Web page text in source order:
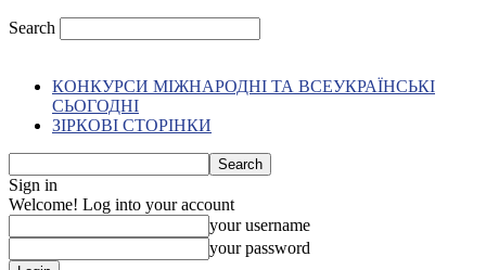
Search
КОНКУРСИ МІЖНАРОДНІ ТА ВСЕУКРАЇНСЬКІ
СЬОГОДНІ
ЗІРКОВІ СТОРІНКИ
Sign in
Welcome! Log into your account
your username
your password